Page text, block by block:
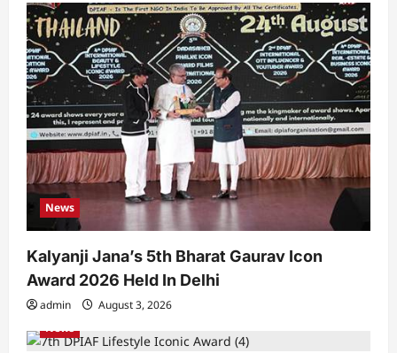
News
Kalyanji Jana’s 5th Bharat Gaurav Icon
Award 2026 Held In Delhi
admin
August 3, 2026
News